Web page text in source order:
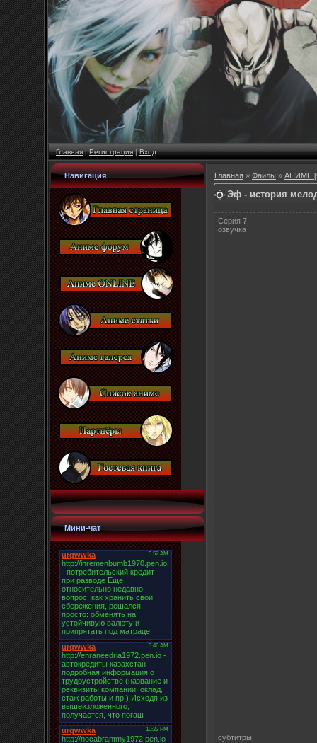
Главная|Регистрация|Вход
Навигация
Мини-чат
Главная » Файлы » АНИМЕ
Эф - история
Серия 7
озвучка
субтитры